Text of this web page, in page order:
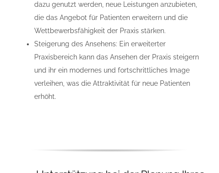
dazu genutzt werden, neue Leistungen anzubieten,
die das Angebot für Patienten erweitern und die
Wettbewerbsfähigkeit der Praxis stärken.
Steigerung des Ansehens: Ein erweiterter
Praxisbereich kann das Ansehen der Praxis steigern
und ihr ein modernes und fortschrittliches Image
verleihen, was die Attraktivität für neue Patienten
erhöht.